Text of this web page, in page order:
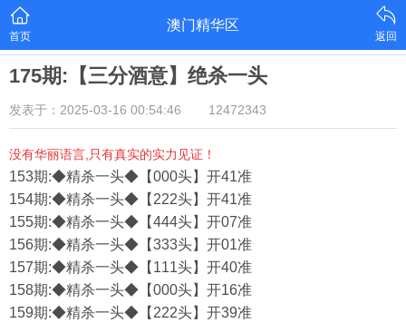
首页
澳门精华区
返回
175期:【三分酒意】绝杀一头
发表于：2025-03-16 00:54:46 12472343
没有华丽语言,只有真实的实力见证！
153期:◆精杀一头◆【000头】开41准
154期:◆精杀一头◆【222头】开41准
155期:◆精杀一头◆【444头】开07准
156期:◆精杀一头◆【333头】开01准
157期:◆精杀一头◆【111头】开40准
158期:◆精杀一头◆【000头】开16准
159期:◆精杀一头◆【222头】开39准